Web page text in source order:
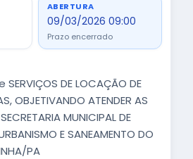
ABERTURA
09/03/2026 09:00
Prazo encerrado
DE LOCAÇÃO DE
OBJETIVANDO ATENDER AS
MUNICIPAL DE
E SANEAMENTO DO
PA